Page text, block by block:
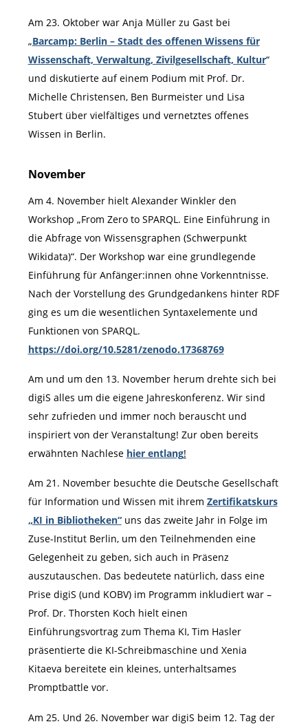
Am 23. Oktober war Anja Müller zu Gast bei
„Barcamp: Berlin – Stadt des offenen Wissens für
Wissenschaft, Verwaltung, Zivilgesellschaft, Kultur“
und diskutierte auf einem Podium mit Prof. Dr.
Michelle Christensen, Ben Burmeister und Lisa
Stubert über vielfältiges und vernetztes offenes
Wissen in Berlin.
November
Am 4. November hielt Alexander Winkler den
Workshop „From Zero to SPARQL. Eine Einführung in
die Abfrage von Wissensgraphen (Schwerpunkt
Wikidata)“. Der Workshop war eine grundlegende
Einführung für Anfänger:innen ohne Vorkenntnisse.
Nach der Vorstellung des Grundgedankens hinter RDF
ging es um die wesentlichen Syntaxelemente und
Funktionen von SPARQL.
https://doi.org/10.5281/zenodo.17368769
Am und um den 13. November herum drehte sich bei
digiS alles um die eigene Jahreskonferenz. Wir sind
sehr zufrieden und immer noch berauscht und
inspiriert von der Veranstaltung! Zur oben bereits
erwähnten Nachlese hier entlang!
Am 21. November besuchte die Deutsche Gesellschaft
für Information und Wissen mit ihrem Zertifikatskurs
„KI in Bibliotheken“uns das zweite Jahr in Folge im
Zuse-Institut Berlin, um den Teilnehmenden eine
Gelegenheit zu geben, sich auch in Präsenz
auszutauschen. Das bedeutete natürlich, dass eine
Prise digiS (und KOBV) im Programm inkludiert war –
Prof. Dr. Thorsten Koch hielt einen
Einführungsvortrag zum Thema KI, Tim Hasler
präsentierte die KI-Schreibmaschine und Xenia
Kitaeva bereitete ein kleines, unterhaltsames
Promptbattle vor.
Am 25. Und 26. November war digiS beim 12. Tag der